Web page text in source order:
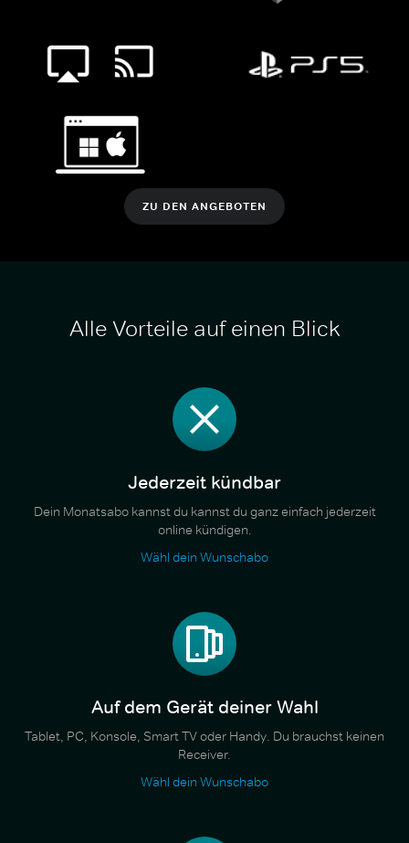
ZU DEN ANGEBOTEN
Alle Vorteile auf einen Blick
Jederzeit kündbar
Dein Monatsabo kannst du kannst du ganz einfach jederzeit
online kündigen.
Wähl dein Wunschabo
Auf dem Gerät deiner Wahl
Tablet, PC, Konsole, Smart TV oder Handy. Du brauchst keinen
Receiver.
Wähl dein Wunschabo